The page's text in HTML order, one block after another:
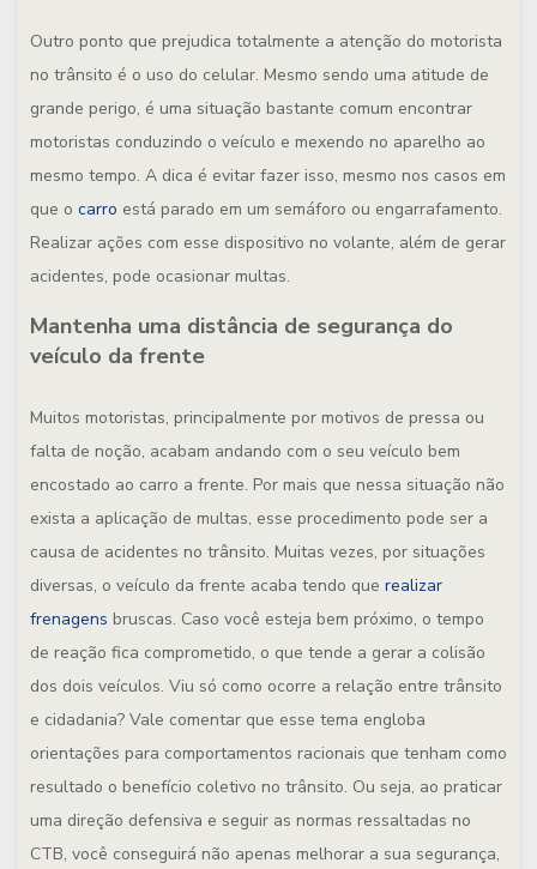
Outro ponto que prejudica totalmente a atenção do motorista
no trânsito é o uso do celular. Mesmo sendo uma atitude de
grande perigo, é uma situação bastante comum encontrar
motoristas conduzindo o veículo e mexendo no aparelho ao
mesmo tempo. A dica é evitar fazer isso, mesmo nos casos em
que o carro está parado em um semáforo ou engarrafamento.
Realizar ações com esse dispositivo no volante, além de gerar
acidentes, pode ocasionar multas.
Mantenha uma distância de segurança do
veículo da frente
Muitos motoristas, principalmente por motivos de pressa ou
falta de noção, acabam andando com o seu veículo bem
encostado ao carro a frente. Por mais que nessa situação não
exista a aplicação de multas, esse procedimento pode ser a
causa de acidentes no trânsito. Muitas vezes, por situações
diversas, o veículo da frente acaba tendo que realizar
frenagens bruscas. Caso você esteja bem próximo, o tempo
de reação fica comprometido, o que tende a gerar a colisão
dos dois veículos. Viu só como ocorre a relação entre trânsito
e cidadania? Vale comentar que esse tema engloba
orientações para comportamentos racionais que tenham como
resultado o benefício coletivo no trânsito. Ou seja, ao praticar
uma direção defensiva e seguir as normas ressaltadas no
CTB, você conseguirá não apenas melhorar a sua segurança,